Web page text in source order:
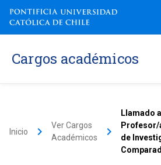
Cargos académicos
Inicio keyboard_arrow_right
Ver Cargos
Académicos
keyboard_arrow_right
Llamado
Profesor/
de